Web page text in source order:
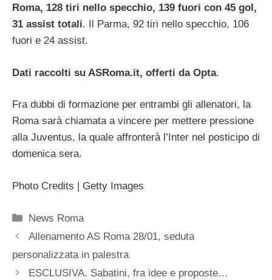
Roma, 128 tiri nello specchio, 139 fuori con 45 gol,
31 assist totali. Il Parma, 92 tiri nello specchio, 106
fuori e 24 assist.
Dati raccolti su ASRoma.it, offerti da Opta.
Fra dubbi di formazione per entrambi gli allenatori, la
Roma sarà chiamata a vincere per mettere pressione
alla Juventus, la quale affronterà l’Inter nel posticipo di
domenica sera.
Photo Credits | Getty Images
Categorie
News Roma
Allenamento AS Roma 28/01, seduta
personalizzata in palestra
ESCLUSIVA. Sabatini, fra idee e proposte…